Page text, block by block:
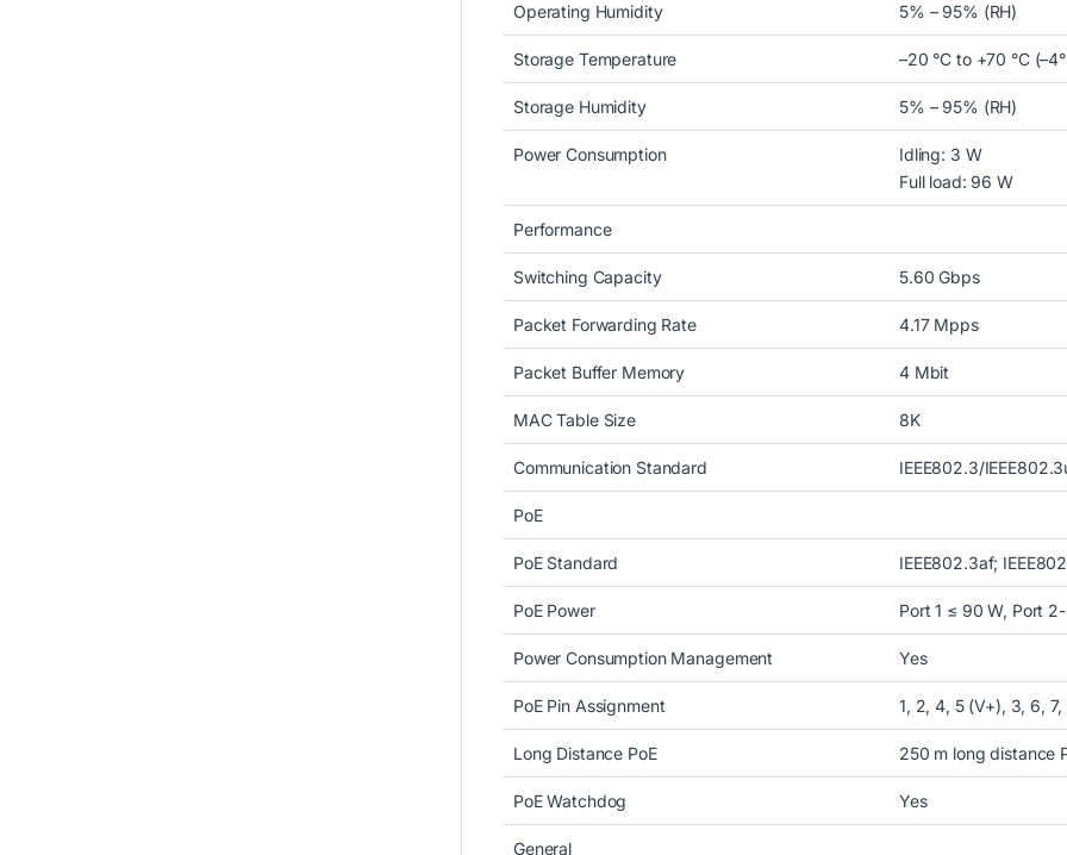
Operating Humidity 5% – 95% (RH)
Storage Temperature –20 °C to +70 °C
Storage Humidity 5% – 95% (RH)
Power Consumption
Idling: 3 W
Full load: 96 W
Performance
Switching Capacity 5.60 Gbps
Packet Forwarding Rate 4.17 Mpps
Packet Buffer Memory 4 Mbit
MAC Table Size 8K
Communication Standard IEEE802.3/
PoE
PoE Standard IEEE802.3af;
PoE Power Port 1 ≤ 90 W, Port
Power Consumption Management Yes
PoE Pin Assignment 1, 2, 4, 5 (V+), 3, 6,
Long Distance PoE 250 m long distance
PoE Watchdog Yes
General